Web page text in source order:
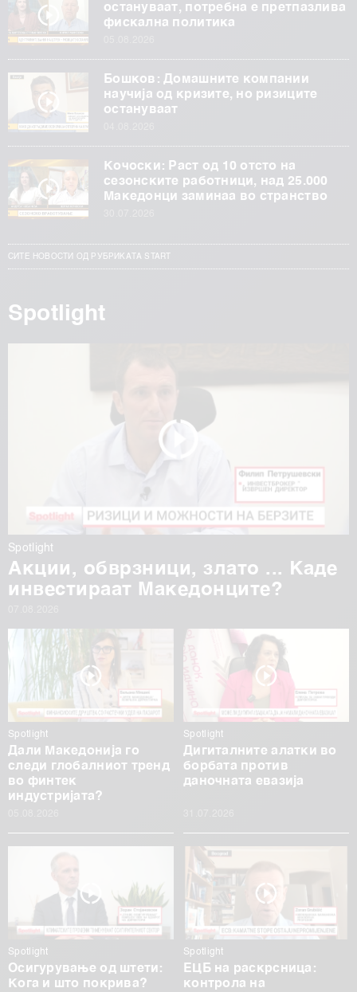
остануваат, потребна е претпазлива
фискална политика
Бошков: Домашните компании
научија од кризите, но ризиците
остануваат
Кочоски: Раст од 10 отсто на
сезонските работници, над 25.000
Македонци заминаа во странство
СИТЕ НОВОСТИ ОД РУБРИКАТА START
Spotlight
Spotlight
Акции, обврзници, злато ... Каде
инвестираат Македонците?
Spotlight
Дали Македонија го
следи глобалниот тренд
во финтек
индустријата?
Spotlight
Дигиталните алатки во
борбата против
даночната евазија
Spotlight
Осигурување од штети:
Кога и што покрива?
Spotlight
ЕЦБ на раскрсница:
контрола на